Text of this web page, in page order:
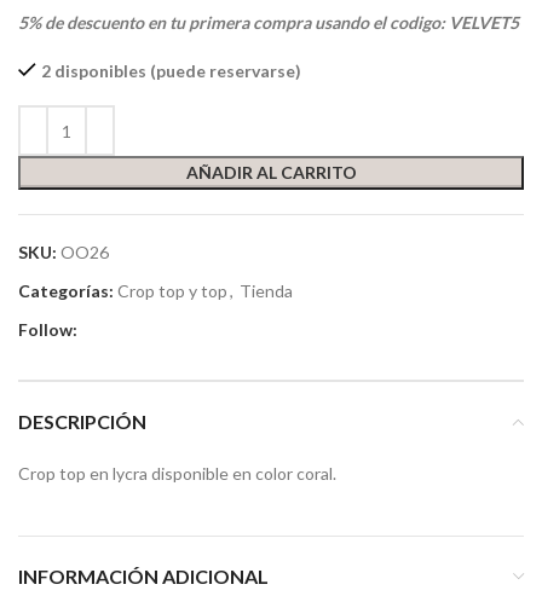
5% de descuento en tu primera compra usando el codigo: VELVET5
2 disponibles (puede reservarse)
AÑADIR AL CARRITO
SKU: OO26
Categorías: Crop top y top, Tienda
Follow:
DESCRIPCIÓN
Crop top en lycra disponible en color coral.
INFORMACIÓN ADICIONAL